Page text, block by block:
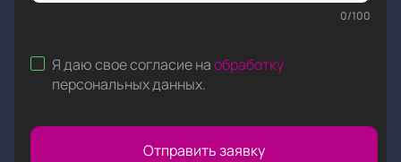
0/100
Я даю свое согласие наобработку
персональных данных.
Отправить заявку